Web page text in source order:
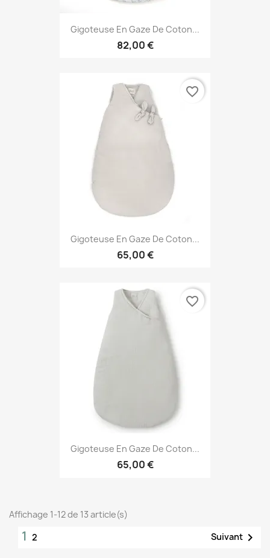
Gigoteuse En Gaze De Coton...
82,00 €
Gigoteuse En Gaze De Coton...
65,00 €
favorite_border
Gigoteuse En Gaze De Coton...
65,00 €
favorite_border
Affichage 1-12 de 13 article(s)
1 2 Suivant 